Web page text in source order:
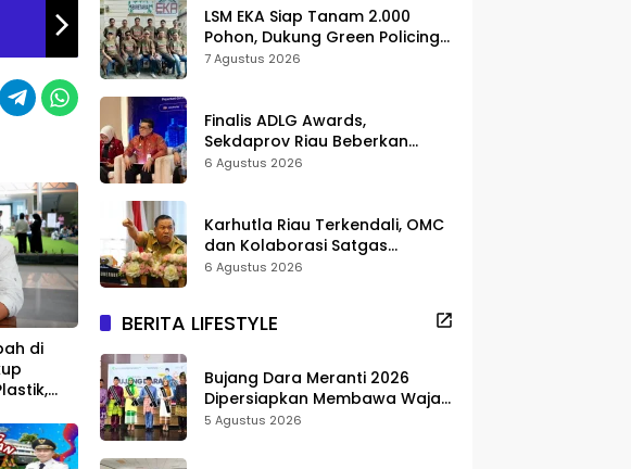
di
LSM EKA Siap Tanam 2.000
Pohon, Dukung Green Policing
dan Pelestarian di Meranti
7 Agustus 2026
Finalis ADLG Awards,
Sekdaprov Riau Beberkan
Strategi Digitalisasi untuk
6 Agustus 2026
Karhutla Riau Terkendali, OMC
dan Kolaborasi Satgas
Berhasil Tekan Titik Api
6 Agustus 2026
BERITA LIFESTYLE
Bujang Dara Meranti 2026
Dipersiapkan Membawa Wajah
Daerah ke Publik
5 Agustus 2026